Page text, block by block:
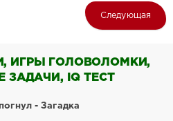
Следующая
ИГРЫ ГОЛОВОЛОМКИ,
ЗАДАЧИ, IQ ТЕСТ
- Загадка